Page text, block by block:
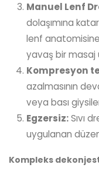
Manuel Lenf
dolaşımına
lenf
yavaş bir masaj
Kompresyon
azalmasının
veya bası
Egzersiz:Sıvı
uygulanan
Kompleks